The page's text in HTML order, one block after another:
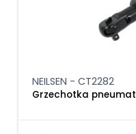
NEILSEN - CT2282
Grzechotka